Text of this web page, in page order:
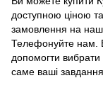
доступною ціною
замовлення на
Телефонуйте нам.
допомогти
саме ваші